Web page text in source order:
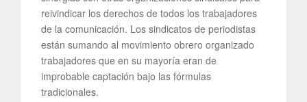
reivindicar los derechos de todos los trabajadores
de la comunicación. Los sindicatos de periodistas
están sumando al movimiento obrero organizado
trabajadores que en su mayoría eran de
improbable captación bajo las fórmulas
tradicionales.